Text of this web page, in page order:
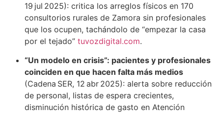
19 jul 2025): critica los arreglos físicos en 170
consultorios rurales de Zamora sin profesionales
que los ocupen, tachándolo de “empezar la casa
por el tejado” tuvozdigital.com.
“Un modelo en crisis”: pacientes y profesionales
coinciden en que hacen falta más medios
(Cadena SER, 12 abr 2025): alerta sobre reducción
de personal, listas de espera crecientes,
disminución histórica de gasto en Atención